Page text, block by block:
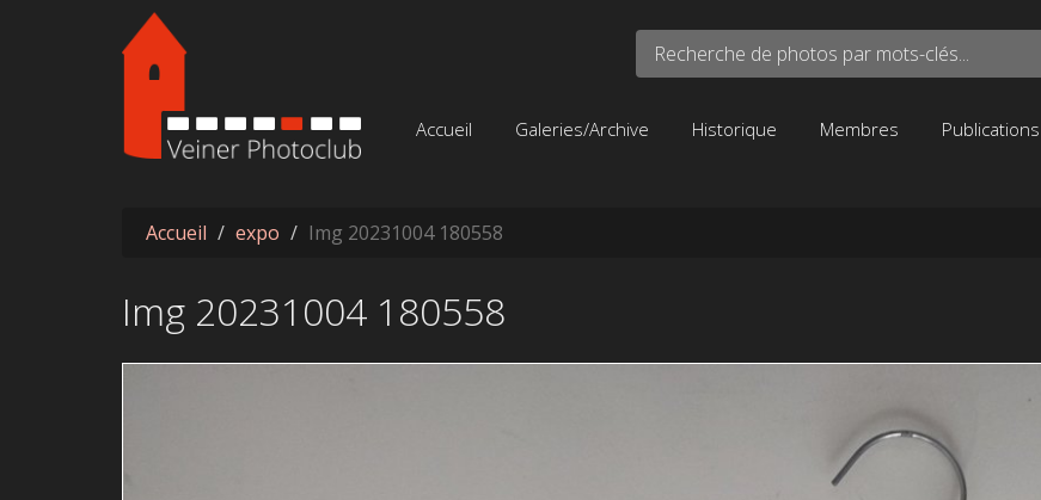
Aller au contenu principal
Recherche de photos par mots-clés...
Accueil Galeries/Archive Historique Membres Publications
Accueil expo Img 20231004 180558
Img 20231004 180558